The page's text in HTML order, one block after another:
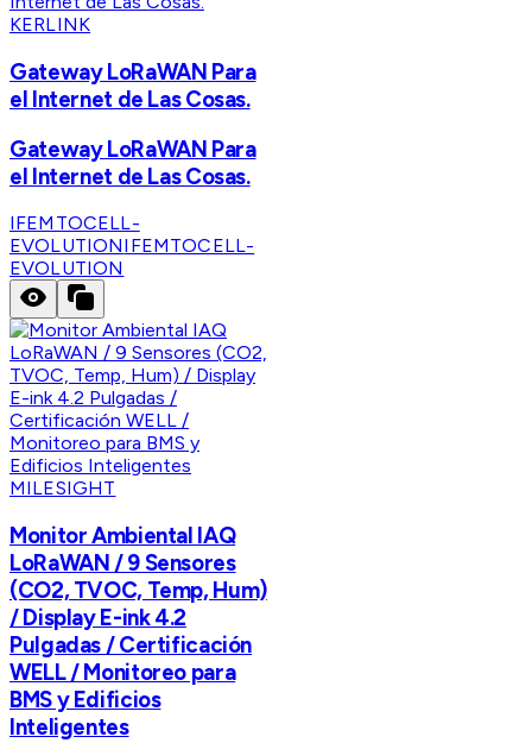
KERLINK
Gateway LoRaWAN Para
el Internet de Las Cosas.
Gateway LoRaWAN Para
el Internet de Las Cosas.
IFEMTOCELL-
EVOLUTIONIFEMTOCELL-
EVOLUTION
MILESIGHT
Monitor Ambiental IAQ
LoRaWAN / 9 Sensores
(CO2, TVOC, Temp, Hum)
/ Display E-ink 4.2
Pulgadas / Certificación
WELL / Monitoreo para
BMS y Edificios
Inteligentes